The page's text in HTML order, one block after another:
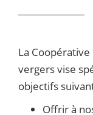
La
vergers vise
objectifs
Offrir à